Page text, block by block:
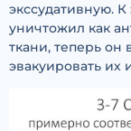
экссудативную.
уничтожил как
ткани, теперь он
эвакуировать их